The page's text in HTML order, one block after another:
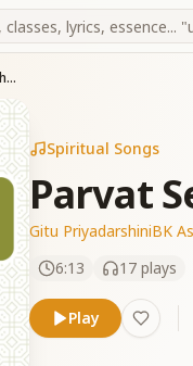
Parvat Se Unchi Sagar Se Gahari
Spiritual Songs
Parvat
Gitu PriyadarshiniBK
6:13
17 plays
Play